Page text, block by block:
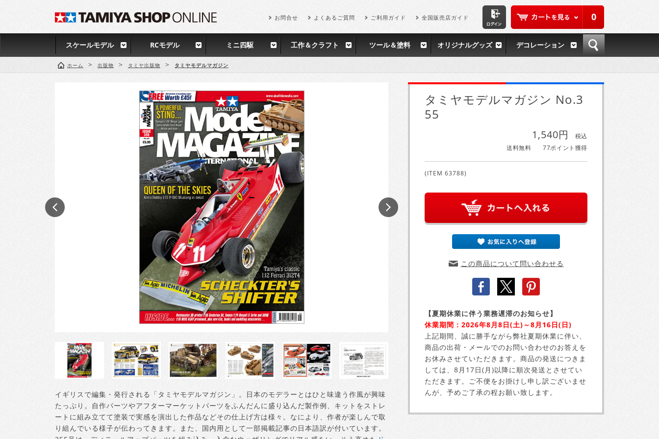
0
お問合せ よくあるご質問 ご利用ガイド 全国販売店ガイド
スケールモデル RCモデル ミニ四駆 工作＆クラフト ツール＆塗料 オリジナルグッズ デコレーション
ホーム > 出版物 > タミヤ出版物 > タミヤモデルマガジン
イギリスで編集・発行される「タミヤモデルマガジン」。日本のモデラーとはひと味違う作風が興味
たっぷり。自作パーツやアフターマーケットパーツをふんだんに盛り込んだ製作例、キットをストレ
ートに組み立てて塗装で実感を演出した作品などその仕上げ方は様々。なにより、作者が楽しんで取
り組んでいる様子が伝わってきます。また、国内用として一部掲載記事の日本語訳が付いています。
タミヤモデルマガジン No.3
55
1,540円
税込
送料無料
77ポイント獲得
(ITEM 63788)
この商品について問い合わせる
【夏期休業に伴う業務遅滞のお知らせ】
休業期間：2026年8月8日(土)～8月16日(日)
上記期間、誠に勝手ながら弊社夏期休業に伴い、
商品の出荷・メールでのお問い合わせのお答えを
お休みさせていただきます。商品の発送につきま
しては、8月17日(月)以降に順次発送とさせてい
ただきます。ご不便をお掛けし申し訳ございませ
んが、予めご了承の程お願い致します。